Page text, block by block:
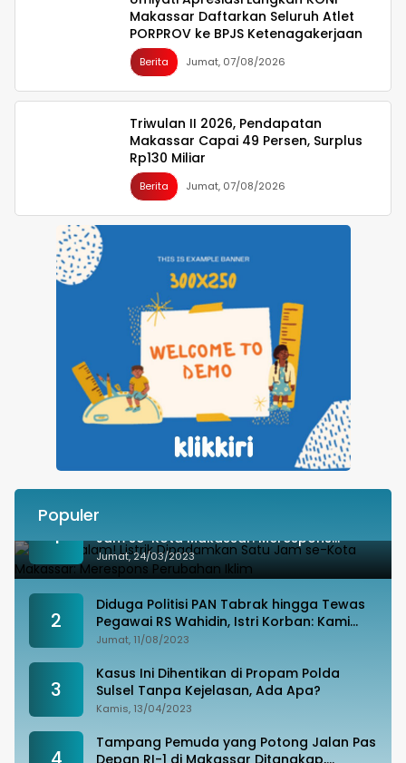
Makassar Daftarkan Seluruh Atlet
PORPROV ke BPJS Ketenagakerjaan
Berita Jumat, 07/08/2026
Triwulan II 2026, Pendapatan
Makassar Capai 49 Persen, Surplus
Rp130 Miliar
Berita Jumat, 07/08/2026
Populer
1
Besok Malam! Listrik Dipadamkan Satu
Jam se-Kota Makassar: Merespons
Perubahan Iklim
Jumat, 24/03/2023
2
Diduga Politisi PAN Tabrak hingga Tewas
Pegawai RS Wahidin, Istri Korban: Kami
Tak Terima
Jumat, 11/08/2023
3
Kasus Ini Dihentikan di Propam Polda
Sulsel Tanpa Kejelasan, Ada Apa?
Kamis, 13/04/2023
Tampang Pemuda yang Potong Jalan Pas